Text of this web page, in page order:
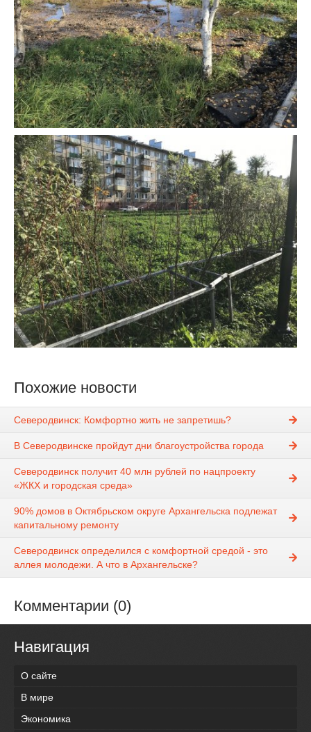
Похожие новости
Северодвинск: Комфортно жить не запретишь?
В Северодвинске пройдут дни благоустройства города
Северодвинск получит 40 млн рублей по нацпроекту
«ЖКХ и городская среда»
90% домов в Октябрьском округе Архангельска подлежат
капитальному ремонту
Северодвинск определился с комфортной средой - это
аллея молодежи. А что в Архангельске?
Комментарии (0)
Навигация
О сайте
В мире
Экономика